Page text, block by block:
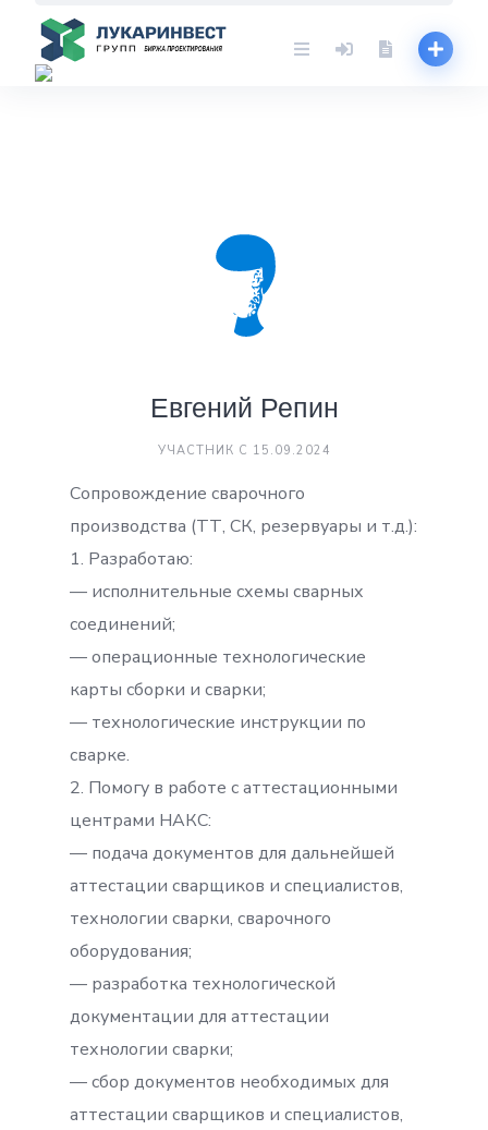
content
Евгений Репин
УЧАСТНИК С 15.09.2024
Сопровождение сварочного
производства (ТТ, СК, резервуары и т.д.):
1. Разработаю:
— исполнительные схемы сварных
соединений;
— операционные технологические
карты сборки и сварки;
— технологические инструкции по
сварке.
2. Помогу в работе с аттестационными
центрами НАКС:
— подача документов для дальнейшей
аттестации сварщиков и специалистов,
технологии сварки, сварочного
оборудования;
— разработка технологической
документации для аттестации
технологии сварки;
— сбор документов необходимых для
аттестации сварщиков и специалистов,